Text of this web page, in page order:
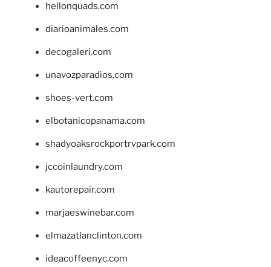
hellonquads.com
diarioanimales.com
decogaleri.com
unavozparadios.com
shoes-vert.com
elbotanicopanama.com
shadyoaksrockportrvpark.com
jccoinlaundry.com
kautorepair.com
marjaeswinebar.com
elmazatlanclinton.com
ideacoffeenyc.com